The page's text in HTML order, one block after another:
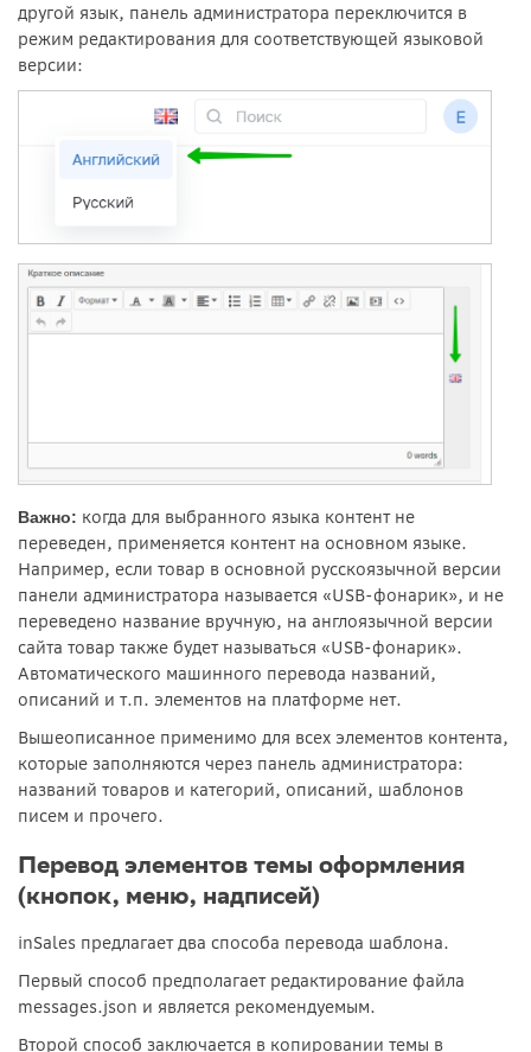
другой язык, панель администратора переключится в
режим редактирования для соответствующей языковой
версии:
Важно: когда для выбранного языка контент не
переведен, применяется контент на основном языке.
Например, если товар в основной русскоязычной версии
панели администратора называется «USB-фонарик», и не
переведено название вручную, на англоязычной версии
сайта товар также будет называться «USB-фонарик».
Автоматического машинного перевода названий,
описаний и т.п. элементов на платформе нет.
Вышеописанное применимо для всех элементов контента,
которые заполняются через панель администратора:
названий товаров и категорий, описаний, шаблонов
писем и прочего.
Перевод элементов темы оформления
(кнопок, меню, надписей)
inSales предлагает два способа перевода шаблона.
Первый способ предполагает редактирование файла
messages.json и является рекомендуемым.
Второй способ заключается в копировании темы в